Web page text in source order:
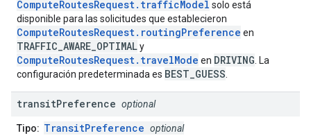
ComputeRoutesRequest.trafficModel solo está
disponible para las solicitudes que establecieron
ComputeRoutesRequest.routingPreference en
TRAFFIC_AWARE_OPTIMALy
ComputeRoutesRequest.travelMode en DRIVING . La
configuración predeterminada es BEST_GUESS
transitPreference optional
Tipo: TransitPreference optional